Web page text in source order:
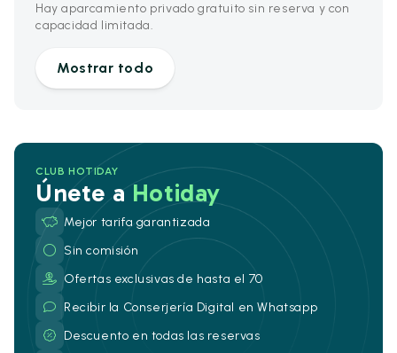
Hay aparcamiento privado gratuito sin reserva y con
capacidad limitada.
Mostrar todo
CLUB HOTIDAY
Únete aHotiday
Mejor tarifa garantizada
Sin comisión
Ofertas exclusivas de hasta el 70
Recibir la Conserjería Digital en Whatsapp
Descuento en todas las reservas